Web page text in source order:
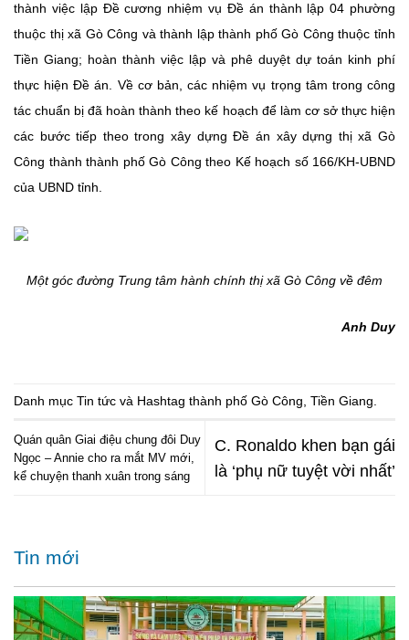
thành việc lập Đề cương nhiệm vụ Đề án thành lập 04 phường
thuộc thị xã Gò Công và thành lập thành phố Gò Công thuộc tỉnh
Tiền Giang; hoàn thành việc lập và phê duyệt dự toán kinh phí
thực hiện Đề án. Về cơ bản, các nhiệm vụ trọng tâm trong công
tác chuẩn bị đã hoàn thành theo kế hoạch để làm cơ sở thực hiện
các bước tiếp theo trong xây dựng Đề án xây dựng thị xã Gò
Công thành thành phố Gò Công theo Kế hoạch số 166/KH-UBND
của UBND tỉnh.
Một góc đường Trung tâm hành chính thị xã Gò Công về đêm
Anh Duy
Danh mục Tin tức và Hashtag thành phố Gò Công Tiền Giang
Quán quân Giai điệu chung đôi Duy
Ngọc – Annie cho ra mắt MV mới,
kể chuyện thanh xuân trong sáng
C. Ronaldo khen bạn gái
là ‘phụ nữ tuyệt vời nhất’
Tin mới